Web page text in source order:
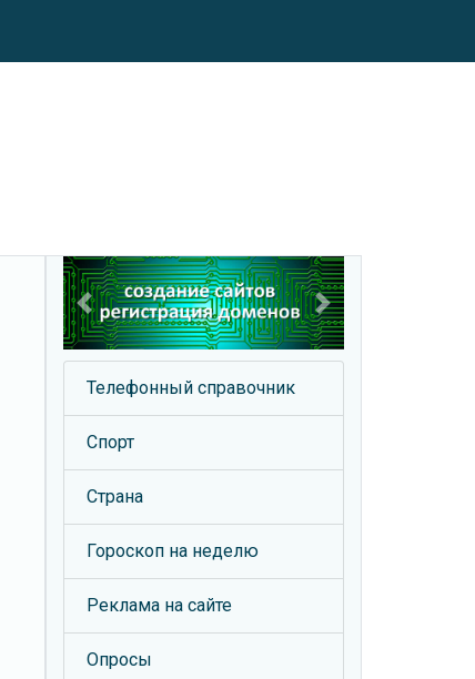
Previous Next
Телефонный справочник
Спорт
Страна
Гороскоп на неделю
Реклама на сайте
Опросы